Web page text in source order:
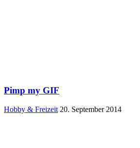
Pimp my GIF
Hobby & Freizeit 20. September 2014